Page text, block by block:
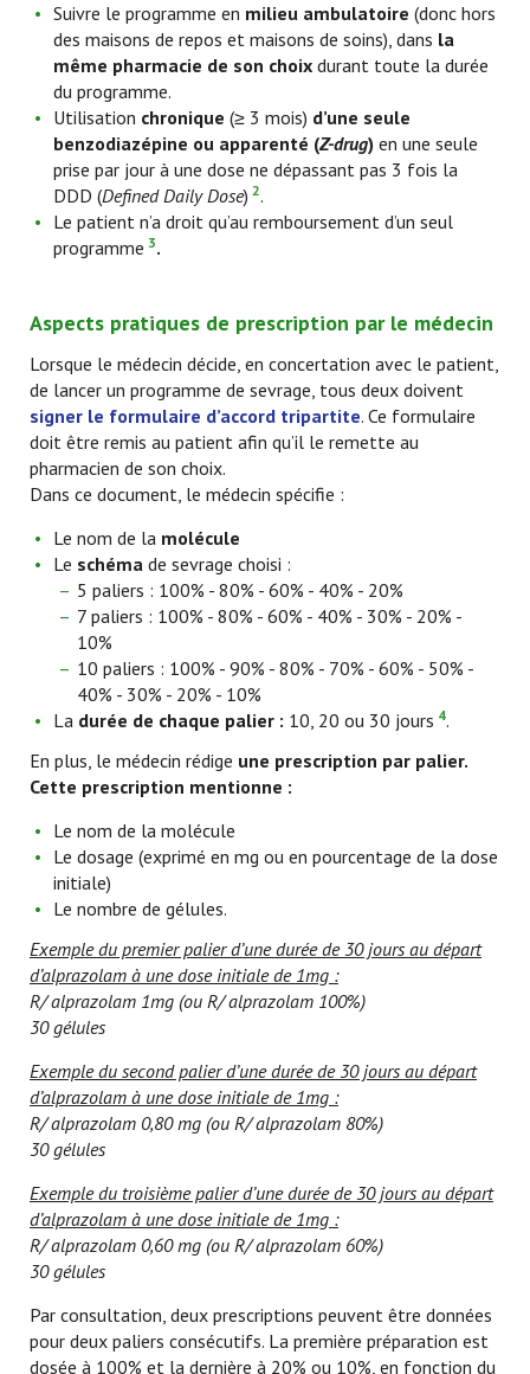
Suivre le programme en milieu ambulatoire (donc hors
des maisons de repos et maisons de soins), dans la
même pharmacie de son choix durant toute la durée
du programme.
Utilisation chronique (≥ 3 mois) d’une seule
benzodiazépine ou apparenté (Z-drug) en une seule
prise par jour à une dose ne dépassant pas 3 fois la
DDD (Defined Daily Dose) 2.
Le patient n’a droit qu’au remboursement d’un seul
programme 3.
Aspects pratiques de prescription par le médecin
Lorsque le médecin décide, en concertation avec le patient,
de lancer un programme de sevrage, tous deux doivent
signer le formulaire d’accord tripartite. Ce formulaire
doit être remis au patient afin qu’il le remette au
pharmacien de son choix.
Dans ce document, le médecin spécifie :
Le nom de la molécule
Le schéma de sevrage choisi :
5 paliers : 100% - 80% - 60% - 40% - 20%
7 paliers : 100% - 80% - 60% - 40% - 30% - 20% -
10%
10 paliers : 100% - 90% - 80% - 70% - 60% - 50% -
40% - 30% - 20% - 10%
La durée de chaque palier : 10, 20 ou 30 jours 4.
En plus, le médecin rédige une prescription par palier.
Cette prescription mentionne :
Le nom de la molécule
Le dosage (exprimé en mg ou en pourcentage de la dose
initiale)
Le nombre de gélules.
Exemple du premier palier d’une durée de 30 jours au départ
d’alprazolam à une dose initiale de 1mg :
R/ alprazolam 1mg (ou R/ alprazolam 100%)
30 gélules
Exemple du second palier d’une durée de 30 jours au départ
d’alprazolam à une dose initiale de 1mg :
R/ alprazolam 0,80 mg (ou R/ alprazolam 80%)
30 gélules
Exemple du troisième palier d’une durée de 30 jours au départ
d’alprazolam à une dose initiale de 1mg :
R/ alprazolam 0,60 mg (ou R/ alprazolam 60%)
30 gélules
Par consultation, deux prescriptions peuvent être données
pour deux paliers consécutifs. La première préparation est
dosée à 100% et la dernière à 20% ou 10%, en fonction du